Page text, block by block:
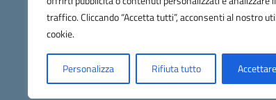
traffico. Cliccando “Accetta tutti”, acconsenti al nostro
cookie.
Personalizza Rifiuta tutto